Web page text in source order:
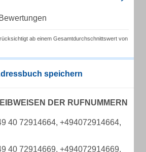
ab einem Gesamtdurchschnittswert von
speichern
DER RUFNUMMERN
40 72914664, +494072914664,
40 72914669, +494072914669,